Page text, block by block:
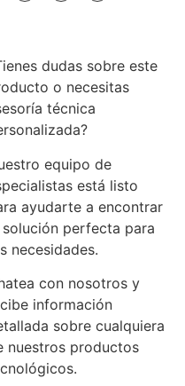
dudas sobre este
o necesitas
técnica
equipo de
está listo
ayudarte a encontrar
solución perfecta para
necesidades.
con nosotros y
información
sobre cualquiera
nuestros productos